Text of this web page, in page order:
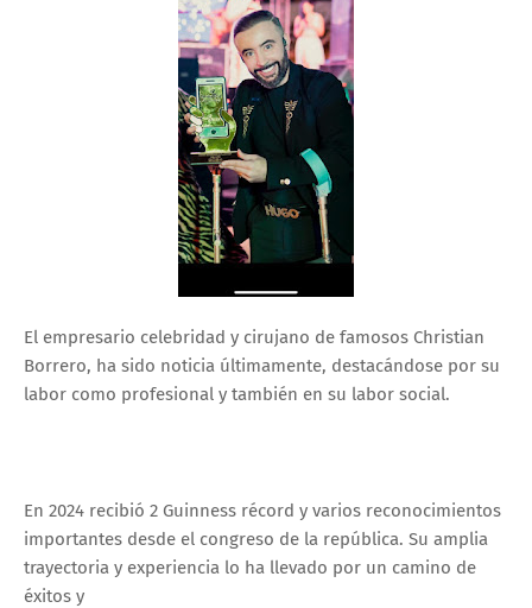
El empresario celebridad y cirujano de famosos Christian
Borrero, ha sido noticia últimamente, destacándose por su
labor como profesional y también en su labor social.
En 2024 recibió 2 Guinness récord y varios reconocimientos
importantes desde el congreso de la república. Su amplia
trayectoria y experiencia lo ha llevado por un camino de
éxitos y